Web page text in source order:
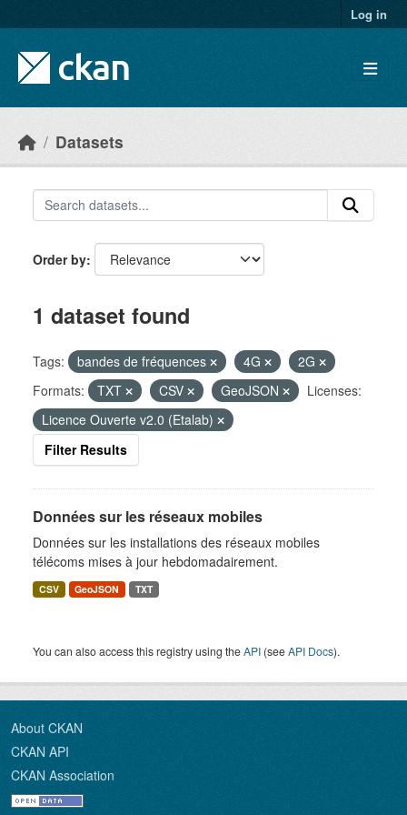
Log in
Datasets
Order by
1 dataset found
Tags: bandes de fréquences 4G
2G
Formats:
TXT CSV GeoJSON
Licenses:
Licence Ouverte v2.0 (Etalab)
Filter Results
Données sur les réseaux mobiles
Données sur les installations des réseaux mobiles
télécoms mises à jour hebdomadairement.
CSV GeoJSON TXT
You can also access this registry using theAPI (seeAPI Docs).
About CKAN
CKAN API
CKAN Association